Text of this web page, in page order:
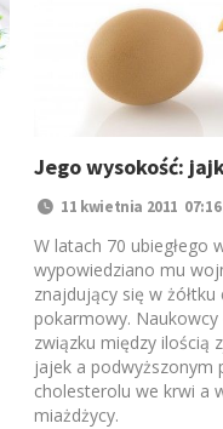
Jego wysokość:
11 kwietnia 2011 07:16
W latach 70 ubiegłego
wypowiedziano mu
znajdujący się w
pokarmowy.
związku między ilością
jajek a podwyższonym
cholesterolu we krwi a
miażdżycy.